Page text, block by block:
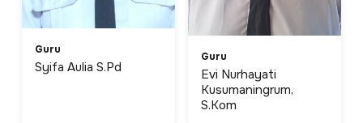
Guru
Syifa Aulia S.Pd
Guru
Evi Nurhayati
Kusumaningrum,
S.Kom